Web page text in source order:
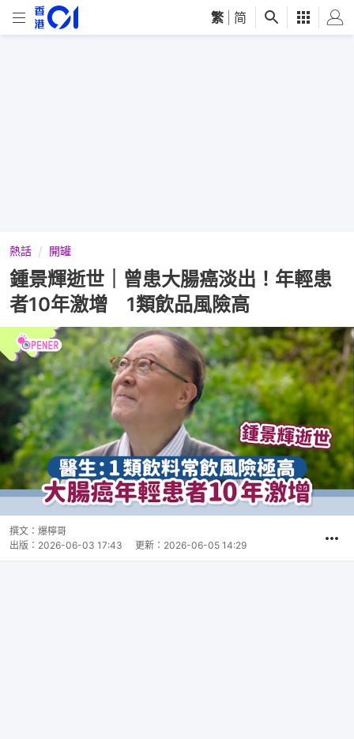
繁 简
熱話 開罐
鍾景輝逝世｜曾患大腸癌淡出！年輕患
者10年激增 1類飲品風險高
撰文： 爆檸哥
出版： 2026-06-03 17:43 更新： 2026-06-05 14:29